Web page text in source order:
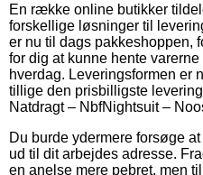
En række online butikker
forskellige løsninger til
er nu til dags pakkeshoppen,
for dig at kunne hente
hverdag. Leveringsformen er
tillige den prisbilligste
Natdragt – NbfNightsuit –
Du burde ydermere forsøge
ud til dit arbejdes adresse.
en anelse mere pebret, men